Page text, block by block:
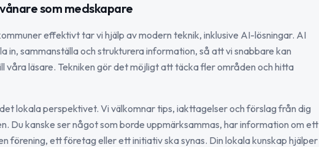
som medskapare
effektivt tar vi hjälp av modern teknik, inklusive AI-lösningar. AI
in, sammanställa och strukturera information, så att vi snabbare kan
våra läsare. Tekniken gör det möjligt att täcka fler områden och hitta
lokala perspektivet. Vi välkomnar tips, iakttagelser och förslag från dig
Du kanske ser något som borde uppmärksammas, har information om ett
förening, ett företag eller ett initiativ ska synas. Din lokala kunskap hjälper